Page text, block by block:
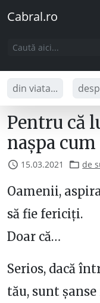
Cabral.ro
din viata...
Pentru că
nașpa
15.03.2021 de
Oamenii,
să fie fericiți.
Doar că…
Serios, dacă
tău, sunt